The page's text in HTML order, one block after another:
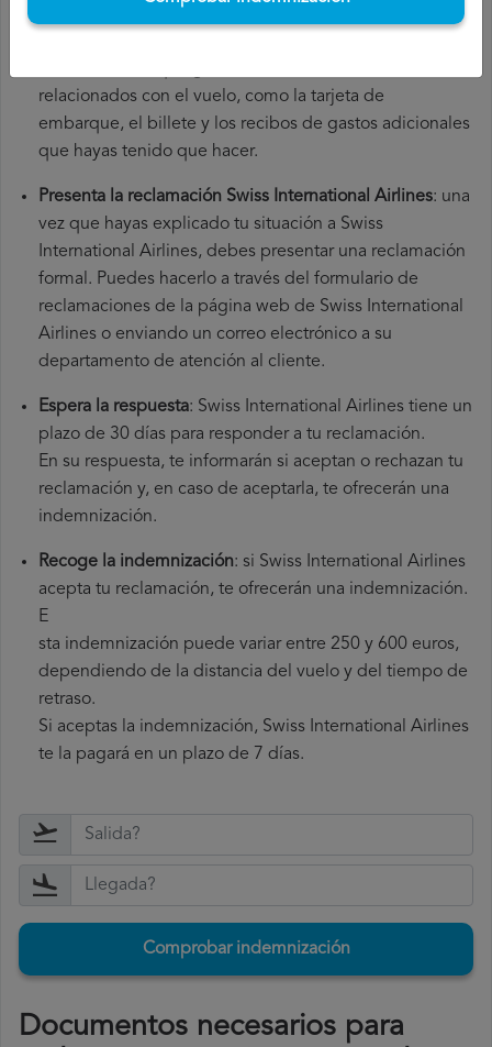
el número de tu vuelo, la fecha de salida, el aeropuerto
relacionados con el vuelo, como la tarjeta de
embarque, el billete y los recibos de gastos adicionales
que hayas tenido que hacer.
Presenta la reclamación Swiss International Airlines: una
vez que hayas explicado tu situación a Swiss
International Airlines, debes presentar una reclamación
formal. Puedes hacerlo a través del formulario de
reclamaciones de la página web de Swiss International
Airlines o enviando un correo electrónico a su
departamento de atención al cliente.
Espera la respuesta: Swiss International Airlines tiene un
plazo de 30 días para responder a tu reclamación.
En su respuesta, te informarán si aceptan o rechazan tu
reclamación y, en caso de aceptarla, te ofrecerán una
indemnización.
Recoge la indemnización: si Swiss International Airlines
acepta tu reclamación, te ofrecerán una indemnización.
E
sta indemnización puede variar entre 250 y 600 euros,
dependiendo de la distancia del vuelo y del tiempo de
retraso.
Si aceptas la indemnización, Swiss International Airlines
te la pagará en un plazo de 7 días.
Comprobar indemnización
Documentos necesarios para